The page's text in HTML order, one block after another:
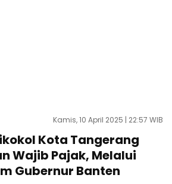
Kamis, 10 April 2025 | 22:57 WIB
Kota Tangerang
Wajib Pajak, Melalui
Gubernur Banten